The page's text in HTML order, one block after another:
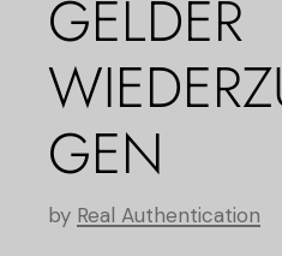
GELDER
GEN
by Real Authentication